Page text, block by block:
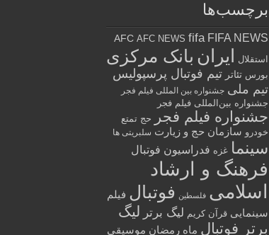
برچسب‌ها
AFC AFC NEWS fifa FIFA NEWS
استقلال ایران بانک مرکزی
بورس تئاتر تیم فوتبال پرسپولیس
تیم ملی جشنواره بین المللی فیلم فجر
جشنواره بین‌المللی فیلم فجر
جشنواره فیلم فجر
حج تمتع
خودرو سازمان حج و زیارت سلبریتی ها
سینما غزه فدراسیون فوتبال
فرهنگ و ارشاد
اسلامی فلسطین فوتبال فیلم
سینمایی قرآن کریم لیگ برتر لیگ
برتر فوتبال ماه رمضان موسیقی